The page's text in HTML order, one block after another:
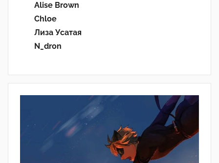
Alise Brown
Chloe
Лиза Усатая
N_dron